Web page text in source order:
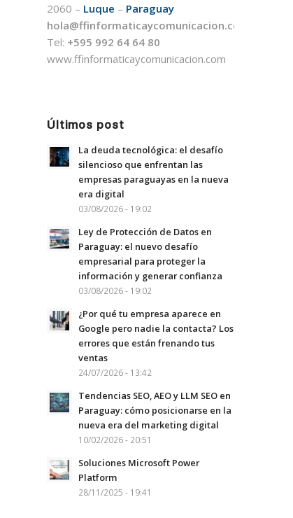
2060 – Luque – Paraguay
hola@ffinformaticaycomunicacion.com
Tel: +595 992 64 64 80
www.ffinformaticaycomunicacion.com
Últimos post
La deuda tecnológica: el desafío
silencioso que enfrentan las
empresas paraguayas en la nueva
era digital
03/08/2026 - 19:02
Ley de Protección de Datos en
Paraguay: el nuevo desafío
empresarial para proteger la
información y generar confianza
03/08/2026 - 19:02
¿Por qué tu empresa aparece en
Google pero nadie la contacta? Los
errores que están frenando tus
ventas
24/07/2026 - 13:42
Tendencias SEO, AEO y LLM SEO en
Paraguay: cómo posicionarse en la
nueva era del marketing digital
10/02/2026 - 20:51
Soluciones Microsoft Power
Platform
28/11/2025 - 19:41